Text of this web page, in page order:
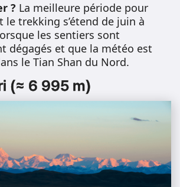
? La meilleure période pour
le trekking s’étend de juin à
les sentiers sont
dégagés et que la météo est
le Tian Shan du Nord.
(≈ 6 995 m)